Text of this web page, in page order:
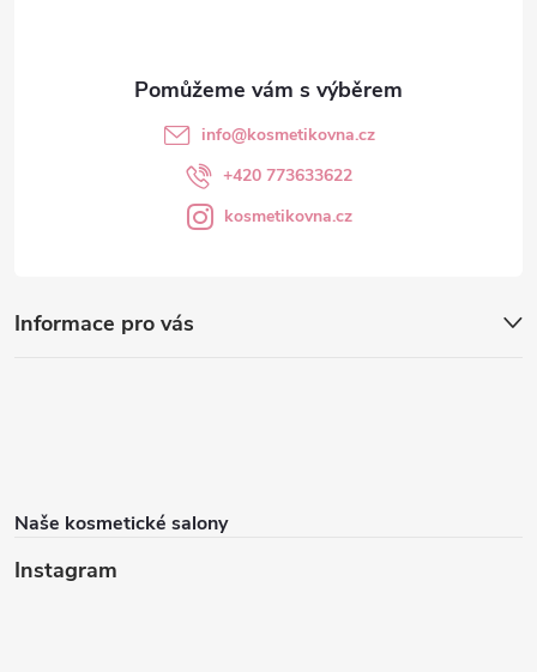
Informace pro vás
Naše kosmetické salony
Instagram
info@kosmetikovna.cz
+420 773633622
kosmetikovna.cz